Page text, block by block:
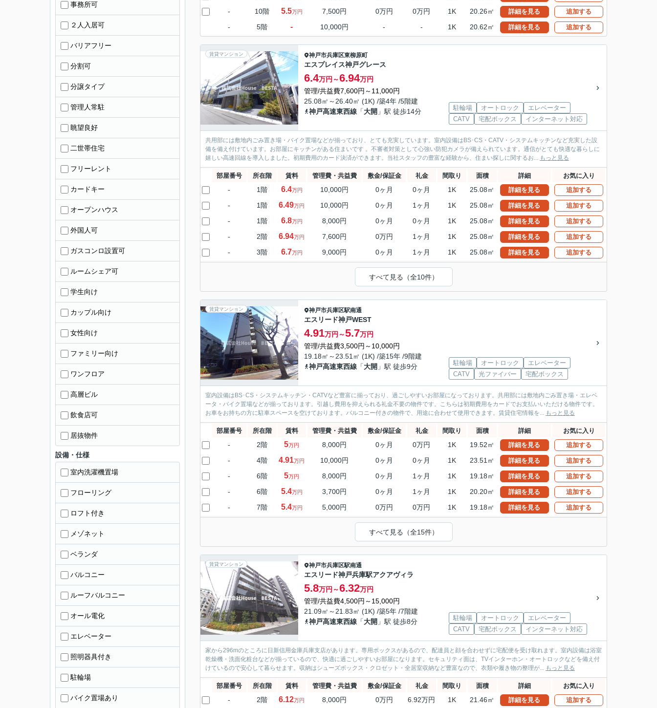
- 10階 5.5万円 7,500円 0万円 0万円 1K 20.26㎡ 詳細を見る 追加する
- 5階 - 10,000円 - - 1K 20.62㎡ 詳細を見る 追加する
賃貸マンション 神戸市兵庫区東柳原町
エスプレイス神戸グレース
6.4万円～6.94万円
管理/共益費7,600円～11,000円
25.08㎡～26.40㎡ (1K) /築4年 /5階建
神戸高速東西線 「大開 」駅 徒歩14分 駐輪場 オートロック
エレベーター
CATV
宅配ボックス インターネット対応
共用部には敷地内ごみ置き場・バイク置場などが揃っており、とても充実しています。室内設備はBS･CS・CATV・システムキッチンなど充実した設
備を備え付けています。お部屋にキッチンがある住まいです 。不審者対策として心強い防犯カメラが備えられています。通信がとても快適な暮らしに
嬉しい高速回線を導入しました。初期費用のカード決済ができます。当社スタッフの豊富な経験から、住まい探しに関するお... もっと見る
部屋番号 所在階 賃料 管理費・共益費 敷金/保証金 礼金 間取り 面積 詳細 お気に入り
- 1階 6.4万円 10,000円 0ヶ月 0ヶ月 1K 25.08㎡ 詳細を見る 追加する
- 1階 6.49万円 10,000円 0ヶ月 1ヶ月 1K 25.08㎡ 詳細を見る 追加する
- 1階 6.8万円 8,000円 0ヶ月 0ヶ月 1K 25.08㎡ 詳細を見る 追加する
- 2階 6.94万円 7,600円 0万円 1ヶ月 1K 25.08㎡ 詳細を見る 追加する
- 3階 6.7万円 9,000円 0ヶ月 1ヶ月 1K 25.08㎡ 詳細を見る 追加する
すべて見る（全10件）
賃貸マンション 神戸市兵庫区駅南通
エスリード神戸WEST
4.91万円～5.7万円
管理/共益費3,500円～10,000円
19.18㎡～23.51㎡ (1K) /築15年 /9階建
神戸高速東西線 「大開 」駅 徒歩9分 駐輪場 オートロック
エレベーター
CATV
光ファイバー 宅配ボックス
室内設備はBS･CS・システムキッチン・CATVなど豊富に揃っており、過ごしやすいお部屋になっております。共用部には敷地内ごみ置き場・エレベ
ータ・バイク置場などが揃っております。引越し費用を抑えられる礼金不要の物件です。こちらは初期費用をカードでお支払いいただける物件です。
お車をお持ちの方に駐車スペースを空けております。バルコニー付きの物件で、用途に合わせて使用できます。賃貸住宅情報を... もっと見る
部屋番号 所在階 賃料 管理費・共益費 敷金/保証金 礼金 間取り 面積 詳細 お気に入り
- 2階 5万円 8,000円 0ヶ月 0万円 1K 19.52㎡ 詳細を見る 追加する
- 4階 4.91万円 10,000円 0ヶ月 0ヶ月 1K 23.51㎡ 詳細を見る 追加する
- 6階 5万円 8,000円 0ヶ月 1ヶ月 1K 19.18㎡ 詳細を見る 追加する
- 6階 5.4万円 3,700円 0ヶ月 1ヶ月 1K 20.20㎡ 詳細を見る 追加する
- 7階 5.4万円 5,000円 0万円 0万円 1K 19.18㎡ 詳細を見る 追加する
すべて見る（全15件）
賃貸マンション 神戸市兵庫区駅南通
エスリード神戸兵庫駅アクアヴィラ
5.8万円～6.32万円
管理/共益費4,500円～15,000円
21.09㎡～21.83㎡ (1K) /築5年 /7階建
神戸高速東西線 「大開 」駅 徒歩8分 駐輪場 オートロック
エレベーター
CATV
宅配ボックス インターネット対応
家から296mのところに日新信用金庫兵庫支店があります。専用ボックスがあるので、配達員と顔を合わせずに宅配便を受け取れます。室内設備は浴室
乾燥機・洗面化粧台などが揃っているので、快適に過ごしやすいお部屋になります。セキュリティ面は、TVインターホン・オートロックなどを備え付
けているので安心して暮らせます。収納はシューズボックス・クロゼット・全居室収納など豊富なので、衣類や履き物の整理が... もっと見る
部屋番号 所在階 賃料 管理費・共益費 敷金/保証金 礼金 間取り 面積 詳細 お気に入り
- 2階 6.12万円 8,000円 0万円 6.92万円 1K 21.46㎡ 詳細を見る 追加する
事務所可
２人入居可
バリアフリー
分割可
分譲タイプ
管理人常駐
眺望良好
二世帯住宅
フリーレント
カードキー
オープンハウス
外国人可
ガスコンロ設置可
ルームシェア可
学生向け
カップル向け
女性向け
ファミリー向け
ワンフロア
高層ビル
飲食店可
居抜物件
設備・仕様
室内洗濯機置場
フローリング
ロフト付き
メゾネット
ベランダ
バルコニー
ルーフバルコニー
オール電化
エレベーター
照明器具付き
駐輪場
バイク置場あり